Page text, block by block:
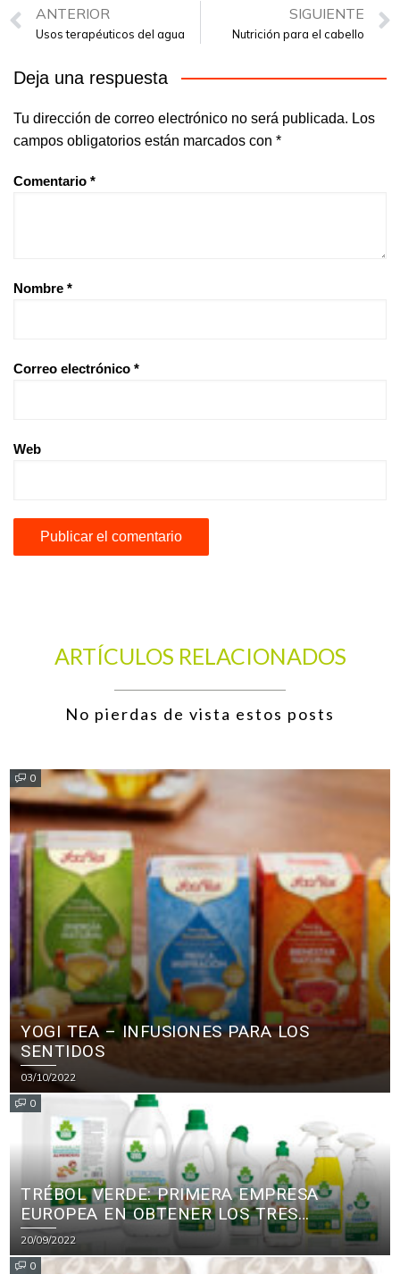
ANTERIOR
Usos terapéuticos del agua
SIGUIENTE
Nutrición para el cabello
Deja una respuesta
Tu dirección de correo electrónico no será publicada. Los
campos obligatorios están marcados con *
Comentario *
Nombre *
Correo electrónico *
Web
ARTÍCULOS RELACIONADOS
No pierdas de vista estos posts
0
YOGI TEA – INFUSIONES PARA LOS
SENTIDOS
03/10/2022
0
TRÉBOL VERDE: PRIMERA EMPRESA
EUROPEA EN OBTENER LOS TRES
PRINCIPALES CERTIFICADOS ECOLÓGICOS
PARA PRODUCTOS DE LIMPIEZA
20/09/2022
0